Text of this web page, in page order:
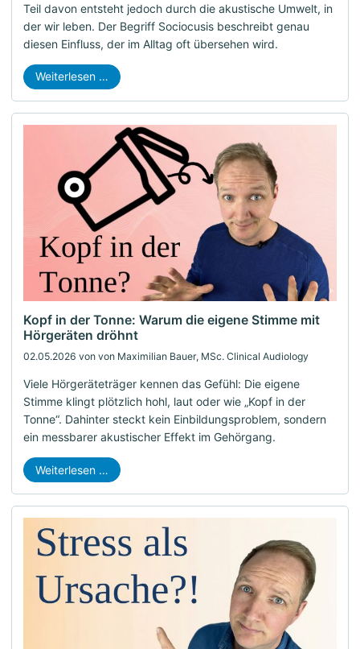
Teil davon entsteht jedoch durch die akustische Umwelt, in
der wir leben. Der Begriff Sociocusis beschreibt genau
diesen Einfluss, der im Alltag oft übersehen wird.
Weiterlesen …
02.05.2026 von von Maximilian Bauer, MSc. Clinical Audiology
Kopf in der Tonne: Warum die eigene Stimme mit
Hörgeräten dröhnt
Viele Hörgeräteträger kennen das Gefühl: Die eigene
Stimme klingt plötzlich hohl, laut oder wie „Kopf in der
Tonne“. Dahinter steckt kein Einbildungsproblem, sondern
ein messbarer akustischer Effekt im Gehörgang.
Weiterlesen …